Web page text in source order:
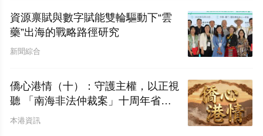
資源禀賦與數字賦能雙輪驅動下“雲
藥”出海的戰略路徑研究
新聞綜合
僑心港情（十）：守護主權，以正視
聽 「南海非法仲裁案」十周年省思
——香港僑界應對西方輿論戰的實況
本港資訊